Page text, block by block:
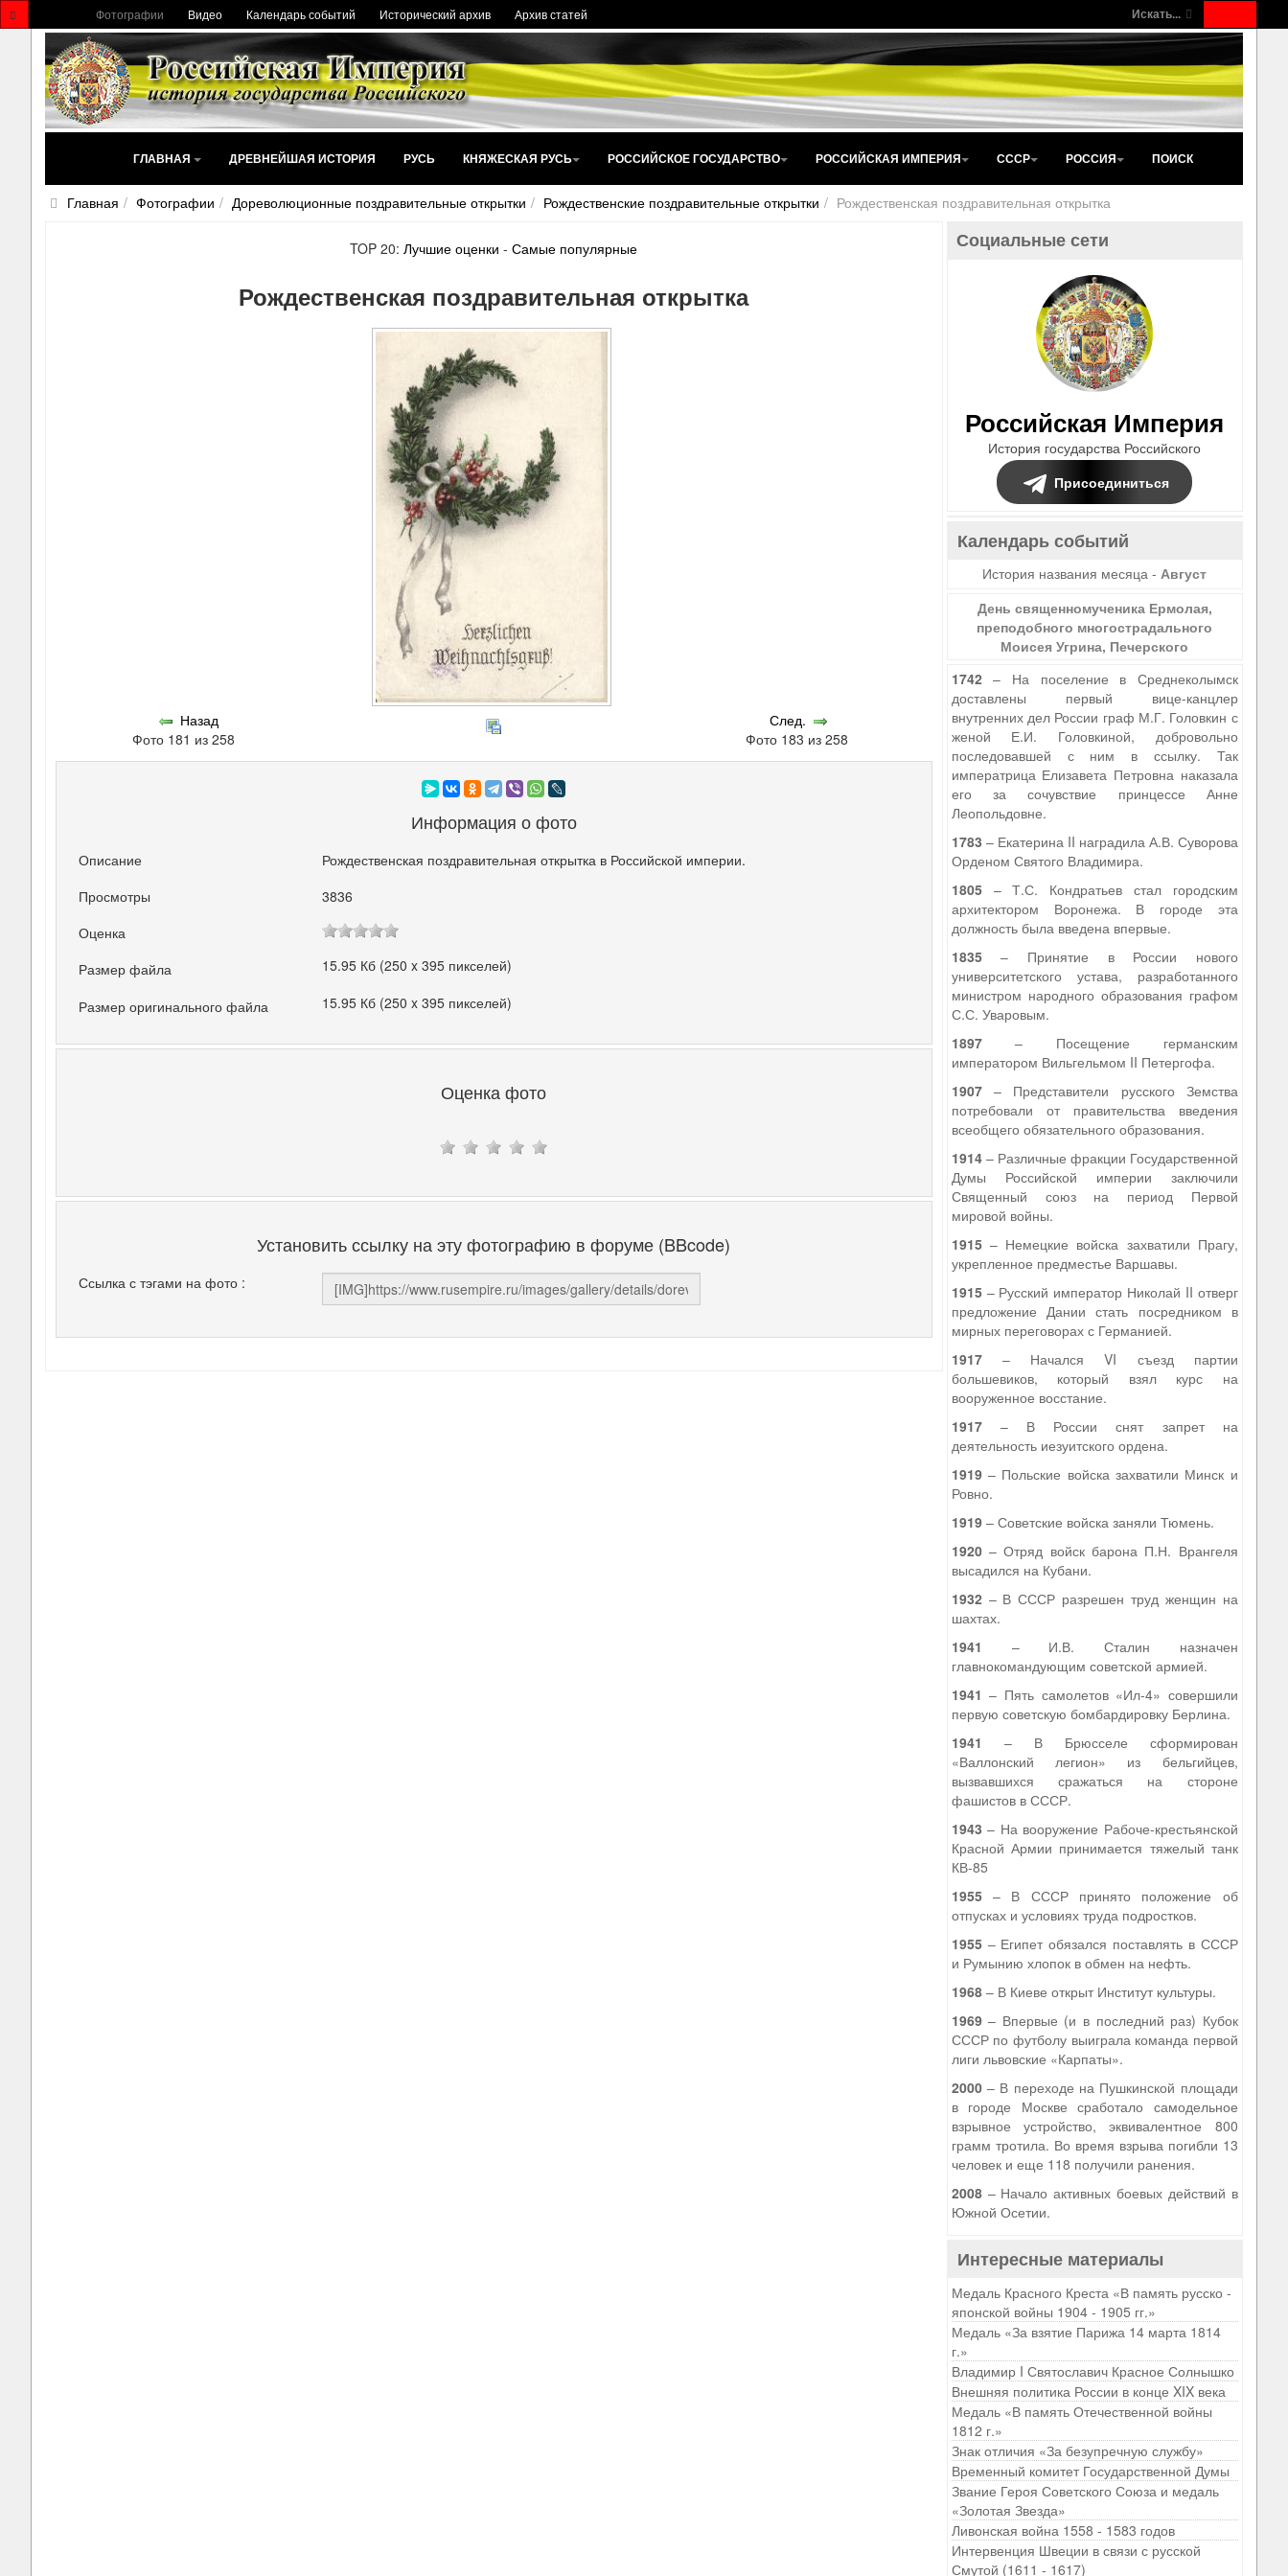
Искать...
Фотографии Видео Календарь событий Исторический архив Архив статей
ГЛАВНАЯ ДРЕВНЕЙШАЯ ИСТОРИЯ РУСЬ КНЯЖЕСКАЯ РУСЬ РОССИЙСКОЕ ГОСУДАРСТВО РОССИЙСКАЯ ИМПЕРИЯ СССР РОССИЯ ПОИСК
Главная Фотографии Дореволюционные поздравительные открытки Рождественские поздравительные открытки Рождественская поздравительная открытка
TOP 20:Лучшие оценки -Самые популярные
Рождественская поздравительная открытка
Назад
Фото 181 из 258
След.
Фото 183 из 258
Информация о фото
Описание
Рождественская поздравительная открытка в Российской империи.
Просмотры
3836
Оценка
Размер файла
15.95 Кб (250 x 395 пикселей)
Размер оригинального файла 15.95 Кб (250 x 395 пикселей)
Оценка фото
Установить ссылку на эту фотографию в форуме (BBcode)
Ссылка с тэгами на фото :
Социальные сети
Российская Империя
История государства Российского
Присоединиться
Календарь событий
История названия месяца -Август
День священномученика Ермолая,
преподобного многострадального
Моисея Угрина, Печерского
1742– На поселение в Среднеколымск
доставлены первый вице-канцлер
внутренних дел России граф М.Г. Головкин с
женой Е.И. Головкиной, добровольно
последовавшей с ним в ссылку. Так
императрица Елизавета Петровна наказала
его за сочувствие принцессе Анне
Леопольдовне.
1783 – Екатерина II наградила А.В. Суворова
Орденом Святого Владимира.
1805– Т.С. Кондратьев стал городским
архитектором Воронежа. В городе эта
должность была введена впервые.
1835– Принятие в России нового
университетского устава, разработанного
министром народного образования графом
С.С. Уваровым.
1897– Посещение германским
императором Вильгельмом II Петергофа.
1907– Представители русского Земства
потребовали от правительства введения
всеобщего обязательного образования.
1914– Различные фракции Государственной
Думы Российской империи заключили
Священный союз на период Первой
мировой войны.
1915– Немецкие войска захватили Прагу,
укрепленное предместье Варшавы.
1915– Русский император Николай II отверг
предложение Дании стать посредником в
мирных переговорах с Германией.
1917– Начался VI съезд партии
большевиков, который взял курс на
вооруженное восстание.
1917– В России снят запрет на
деятельность иезуитского ордена.
1919– Польские войска захватили Минск и
Ровно.
1919– Советские войска заняли Тюмень.
1920– Отряд войск барона П.Н. Врангеля
высадился на Кубани.
1932– В СССР разрешен труд женщин на
шахтах.
1941 – И.В. Сталин назначен
главнокомандующим советской армией.
1941 – Пять самолетов «Ил-4» совершили
первую советскую бомбардировку Берлина.
1941 – В Брюсселе сформирован
«Валлонский легион» из бельгийцев,
вызвавшихся сражаться на стороне
фашистов в СССР.
1943 – На вооружение Рабоче-крестьянской
Красной Армии принимается тяжелый танк
КВ-85
1955– В СССР принято положение об
отпусках и условиях труда подростков.
1955– Египет обязался поставлять в СССР
и Румынию хлопок в обмен на нефть.
1968– В Киеве открыт Институт культуры.
1969– Впервые (и в последний раз) Кубок
СССР по футболу выиграла команда первой
лиги львовские «Карпаты».
2000– В переходе на Пушкинской площади
в городе Москве сработало самодельное
взрывное устройство, эквивалентное 800
грамм тротила. Во время взрыва погибли 13
человек и еще 118 получили ранения.
2008– Начало активных боевых действий в
Южной Осетии.
Интересные материалы
Медаль Красного Креста «В память русско -
японской войны 1904 - 1905 гг.»
Медаль «За взятие Парижа 14 марта 1814
г.»
Владимир I Святославич Красное Солнышко
Внешняя политика России в конце XIX века
Медаль «В память Отечественной войны
1812 г.»
Знак отличия «За безупречную службу»
Временный комитет Государственной Думы
Звание Героя Советского Союза и медаль
«Золотая Звезда»
Ливонская война 1558 - 1583 годов
Интервенция Швеции в связи с русской
Смутой (1611 - 1617)